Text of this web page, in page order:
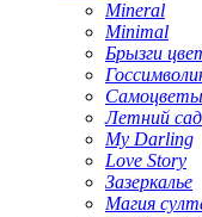
Mineral
Minimal
Брызги
Самоцветы
Летний сад
My Darling
Love Story
Зазеркалье
Магия